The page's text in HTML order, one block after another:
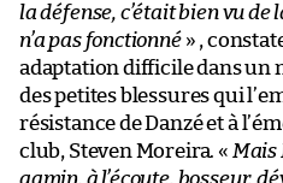
la défense, c’était bien vu
n’a pas fonctionné» ,
adaptation difficile dans un
des petites blessures qui
résistance de Danzé et à
club, Steven Moreira. « Mais
gamin, à l’écoute, bosseur,